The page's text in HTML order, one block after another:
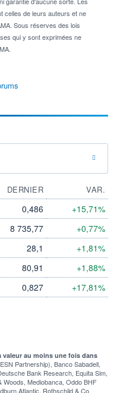
celles de leurs auteurs et ne
Sous réserves des lois
qui y sont exprimées ne
DERNIER
VAR.
0,486 +15,71%
8 735,77 +0,77%
28,1 +1,81%
80,91 +1,88%
0,827 +17,81%
au moins une fois dans
Partnership), Banco Sabadell,
Bank Research, Equita Sim,
Woods, Mediobanca, Oddo BHF
Atlantic, Rothschild & Co